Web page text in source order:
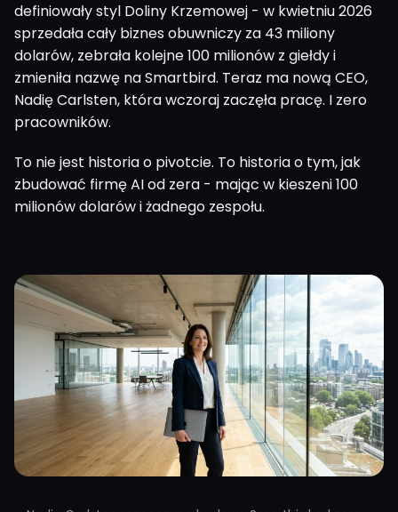
definiowały styl Doliny Krzemowej - w kwietniu 2026
sprzedała cały biznes obuwniczy za 43 miliony
dolarów, zebrała kolejne 100 milionów z giełdy i
zmieniła nazwę na Smartbird. Teraz ma nową CEO,
Nadię Carlsten, która wczoraj zaczęła pracę. I zero
pracowników.
To nie jest historia o pivotcie. To historia o tym, jak
zbudować firmę AI od zera - mając w kieszeni 100
milionów dolarów i żadnego zespołu.